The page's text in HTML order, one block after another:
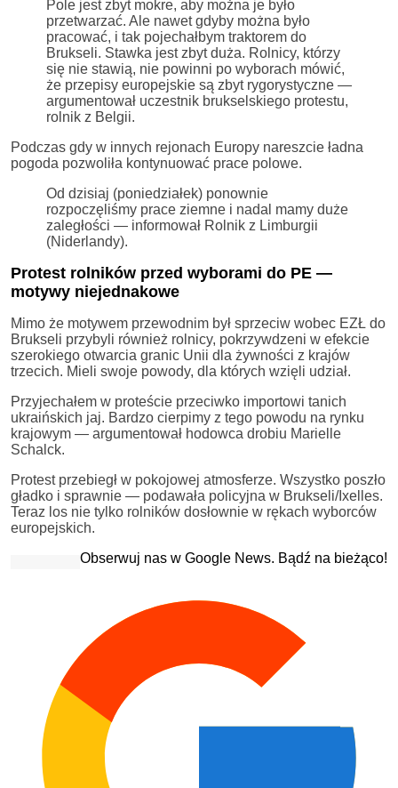
Pole jest zbyt mokre, aby można je było
przetwarzać. Ale nawet gdyby można było
pracować, i tak pojechałbym traktorem do
Brukseli. Stawka jest zbyt duża. Rolnicy, którzy
się nie stawią, nie powinni po wyborach mówić,
że przepisy europejskie są zbyt rygorystyczne —
argumentował uczestnik brukselskiego protestu,
rolnik z Belgii.
Podczas gdy w innych rejonach Europy nareszcie ładna
pogoda pozwoliła kontynuować prace polowe.
Od dzisiaj (poniedziałek) ponownie
rozpoczęliśmy prace ziemne i nadal mamy duże
zaległości — informował Rolnik z Limburgii
(Niderlandy).
Protest rolników przed wyborami do PE —
motywy niejednakowe
Mimo że motywem przewodnim był sprzeciw wobec EZŁ do
Brukseli przybyli również rolnicy, pokrzywdzeni w efekcie
szerokiego otwarcia granic Unii dla żywności z krajów
trzecich. Mieli swoje powody, dla których wzięli udział.
Przyjechałem w proteście przeciwko importowi tanich
ukraińskich jaj. Bardzo cierpimy z tego powodu na rynku
krajowym — argumentował hodowca drobiu Marielle
Schalck.
Protest przebiegł w pokojowej atmosferze. Wszystko poszło
gładko i sprawnie — podawała policyjna w Brukseli/Ixelles.
Teraz los nie tylko rolników dosłownie w rękach wyborców
europejskich.
Obserwuj nas w Google News. Bądź na bieżąco!